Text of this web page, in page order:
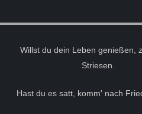
Willst du dein Leben genießen,
Striesen.
Hast du es satt, komm' nach